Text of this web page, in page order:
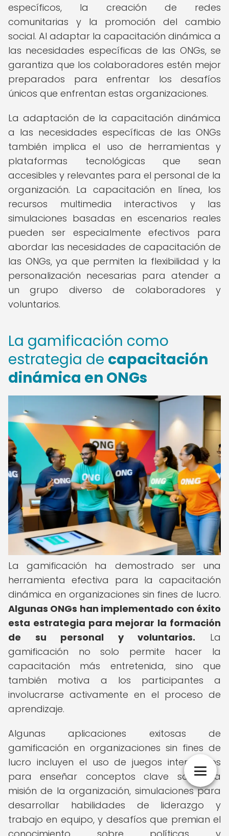
específicos, la creación de redes
comunitarias y la promoción del cambio
social. Al adaptar la capacitación dinámica a
las necesidades específicas de las ONGs, se
garantiza que los colaboradores estén mejor
preparados para enfrentar los desafíos
únicos que enfrentan estas organizaciones.
La adaptación de la capacitación dinámica
a las necesidades específicas de las ONGs
también implica el uso de herramientas y
plataformas tecnológicas que sean
accesibles y relevantes para el personal de la
organización. La capacitación en línea, los
recursos multimedia interactivos y las
simulaciones basadas en escenarios reales
pueden ser especialmente efectivos para
abordar las necesidades de capacitación de
las ONGs, ya que permiten la flexibilidad y la
personalización necesarias para atender a
un grupo diverso de colaboradores y
voluntarios.
La gamificación como
estrategia de capacitación
dinámica en ONGs
La gamificación ha demostrado ser una
herramienta efectiva para la capacitación
dinámica en organizaciones sin fines de lucro.
Algunas ONGs han implementado con éxito
esta estrategia para mejorar la formación
de su personal y voluntarios. La
gamificación no solo permite hacer la
capacitación más entretenida, sino que
también motiva a los participantes a
involucrarse activamente en el proceso de
aprendizaje.
Algunas aplicaciones exitosas de
gamificación en organizaciones sin fines de
lucro incluyen el uso de juegos interactivos
para enseñar conceptos clave sobre la
misión de la organización, simulaciones para
desarrollar habilidades de liderazgo y
trabajo en equipo, y desafíos que premian el